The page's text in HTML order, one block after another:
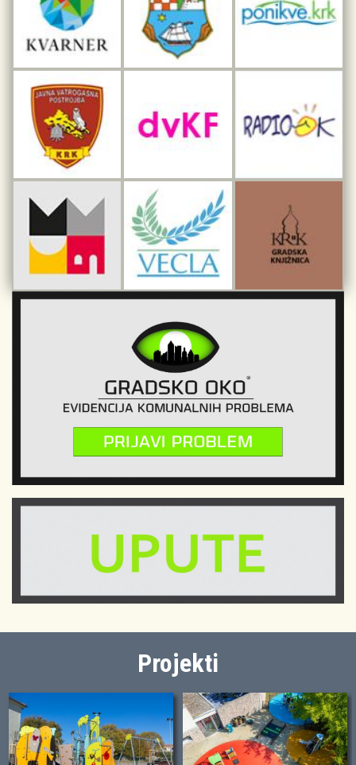
Projekti